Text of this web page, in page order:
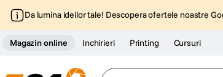
Da lumina ideilor tale! Descopera ofertele noastre
Magazin online Inchirieri Printing Cursuri
Cauta dupa model, tipul